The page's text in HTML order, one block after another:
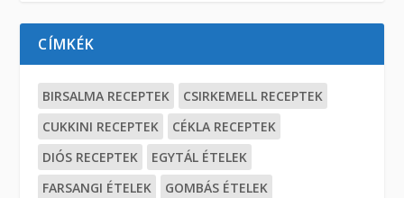
CÍMKÉK
BIRSALMA RECEPTEK
CSIRKEMELL RECEPTEK
CUKKINI RECEPTEK
CÉKLA RECEPTEK
DIÓS RECEPTEK
EGYTÁL ÉTELEK
FARSANGI ÉTELEK
GOMBÁS ÉTELEK